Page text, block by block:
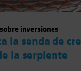
inversiones
la senda de
la serpiente